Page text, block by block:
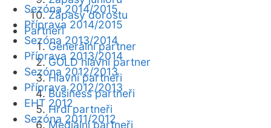
Zápasy dorostu
Partneři
Generální partner
GOLD hlavní partner
Hlavní partneři
Business partneři
Hrdí partneři
Mediální partneři
Sezóna 2014/2015
Příprava 2014/2015
Sezóna 2013/2014
Příprava 2013/2014
Sezóna 2012/2013
Příprava 2012/2013
EHT 2012
Sezóna 2011/2012